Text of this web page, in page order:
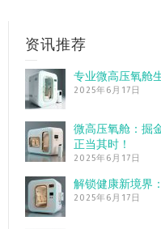
资讯推荐
专业微高压氧舱
2025年6月17日
微高压氧舱：掘
正当其时！
2025年6月17日
解锁健康新境界
2025年6月17日